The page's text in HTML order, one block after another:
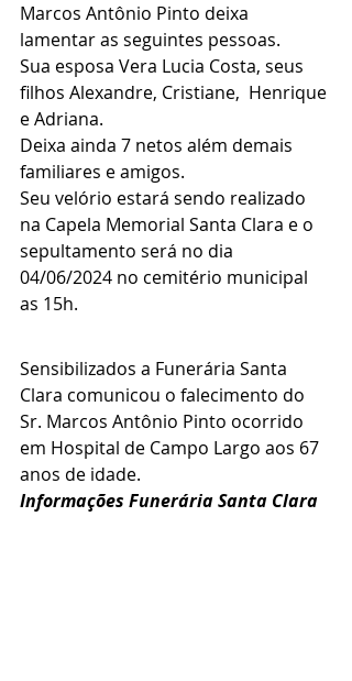
Marcos Antônio Pinto deixa
lamentar as seguintes pessoas.
Sua esposa Vera Lucia Costa, seus
filhos Alexandre, Cristiane,  Henrique
e Adriana.
Deixa ainda 7 netos além demais
familiares e amigos.
Seu velório estará sendo realizado
na Capela Memorial Santa Clara e o
sepultamento será no dia
04/06/2024 no cemitério municipal
as 15h.
Sensibilizados a Funerária Santa
Clara comunicou o falecimento do
Sr. Marcos Antônio Pinto ocorrido
em Hospital de Campo Largo aos 67
anos de idade.
Informações Funerária Santa Clara